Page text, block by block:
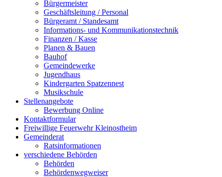
Bürgermeister
Geschäftsleitung / Personal
Bürgeramt / Standesamt
Informations- und Kommunikationstechnik
Finanzen / Kasse
Planen & Bauen
Bauhof
Gemeindewerke
Jugendhaus
Kindergarten Spatzennest
Musikschule
Stellenangebote
Bewerbung Online
Kontaktformular
Freiwillige Feuerwehr Kleinostheim
Gemeinderat
Ratsinformationen
verschiedene Behörden
Behörden
Behördenwegweiser